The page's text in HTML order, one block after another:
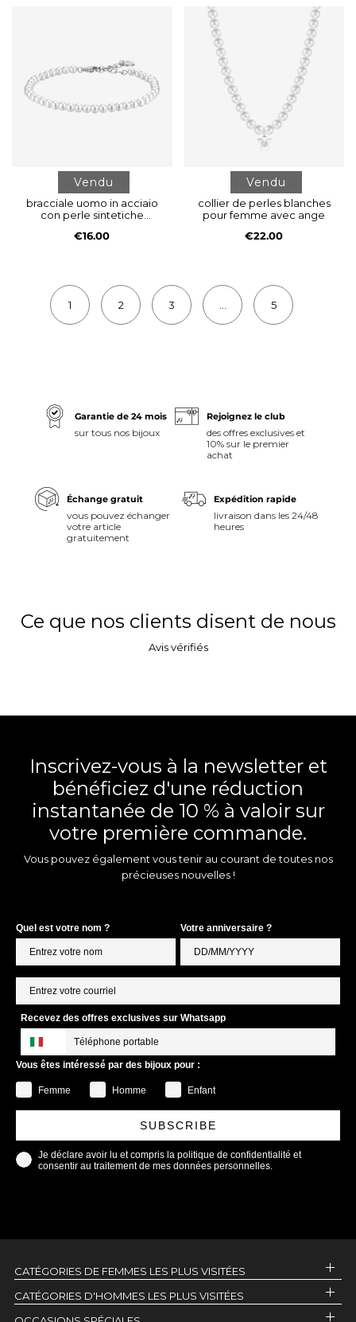
Vendu
bracciale uomo in acciaio
con perle sintetiche
€16.00
Vendu
collier de perles blanches
pour femme avec ange
€22.00
1 2 3 5
Garantie de 24 mois
sur tous nos bijoux
Rejoignez le club
des offres exclusives et
10% sur le premier
achat
Échange gratuit
vous pouvez échanger
votre article
gratuitement
Expédition rapide
livraison dans les 24/48
heures
Ce que nos clients disent de nous
Avis vérifiés
Inscrivez-vous à la newsletter et
bénéficiez d'une réduction
instantanée de 10 % à valoir sur
votre première commande.
Vous pouvez également vous tenir au courant de toutes nos
précieuses nouvelles !
Quel est votre nom ? Votre anniversaire ?
Recevez des offres exclusives sur Whatsapp
Vous êtes intéressé par des bijoux pour :
Femme Homme Enfant
SUBSCRIBE
Je déclare avoir lu et compris la politique de confidentialité et
consentir au traitement de mes données personnelles.
CATÉGORIES DE FEMMES LES PLUS VISITÉES
CATÉGORIES D'HOMMES LES PLUS VISITÉES